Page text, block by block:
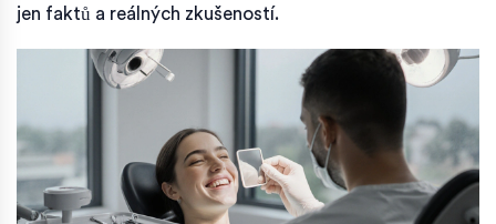
jen faktů a reálných zkušeností.